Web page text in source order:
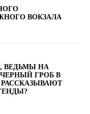
ВОКЗАЛА
ВЕДЬМЫ НА
ГРОБ В